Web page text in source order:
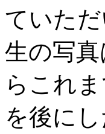
ていた
生の写
らこれ
を後にし